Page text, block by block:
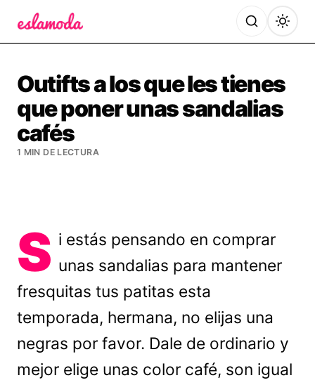
Outifts a los que les tienes
que poner unas sandalias
cafés
1 MIN DE LECTURA
S i estás pensando en comprar
unas sandalias para mantener
fresquitas tus patitas esta
temporada, hermana, no elijas una
negras por favor. Dale de ordinario y
mejor elige unas color café, son igual